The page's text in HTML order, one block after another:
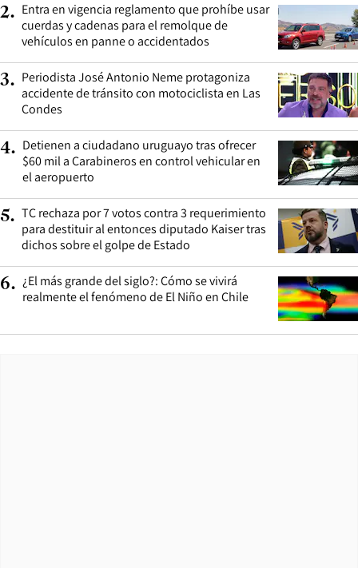
2. Entra en vigencia reglamento que prohíbe usar
cuerdas y cadenas para el remolque de
vehículos en panne o accidentados
3. Periodista José Antonio Neme protagoniza
accidente de tránsito con motociclista en Las
Condes
4. Detienen a ciudadano uruguayo tras ofrecer
$60 mil a Carabineros en control vehicular en
el aeropuerto
5. TC rechaza por 7 votos contra 3 requerimiento
para destituir al entonces diputado Kaiser tras
dichos sobre el golpe de Estado
6. ¿El más grande del siglo?: Cómo se vivirá
realmente el fenómeno de El Niño en Chile